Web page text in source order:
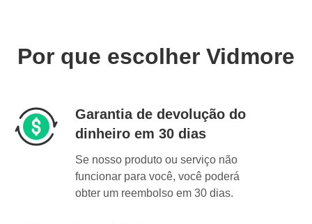
Por que escolher Vidmore
Garantia de devolução do
dinheiro em 30 dias
Se nosso produto ou serviço não
funcionar para você, você poderá
obter um reembolso em 30 dias.